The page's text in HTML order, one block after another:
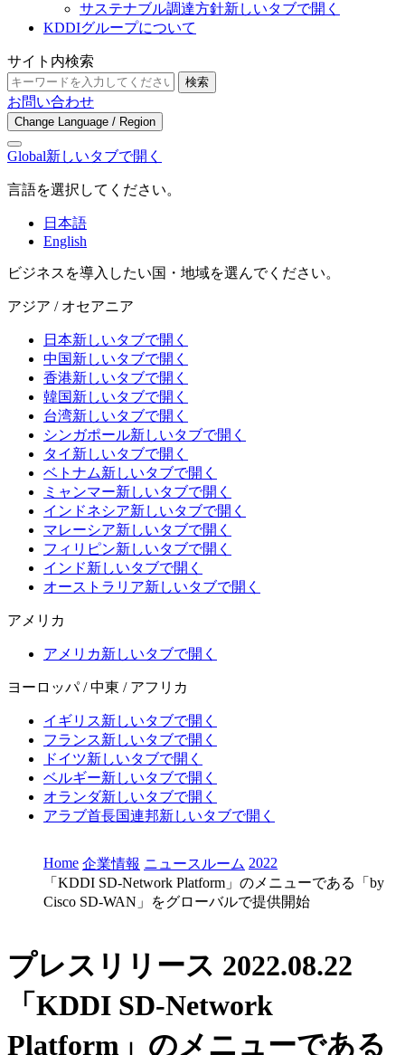
サステナブル調達方針新しいタブで開く
KDDIグループについて
サイト内検索
検索
お問い合わせ
Change Language / Region
Global新しいタブで開く
言語を選択してください。
日本語
English
ビジネスを導入したい国・地域を選んでください。
アジア / オセアニア
日本新しいタブで開く
中国新しいタブで開く
香港新しいタブで開く
韓国新しいタブで開く
台湾新しいタブで開く
シンガポール新しいタブで開く
タイ 新しいタブで開く
ベトナム新しいタブで開く
ミャンマー新しいタブで開く
インドネシア新しいタブで開く
マレーシア新しいタブで開く
フィリピン新しいタブで開く
インド新しいタブで開く
オーストラリア新しいタブで開く
アメリカ
アメリカ新しいタブで開く
ヨーロッパ / 中東 / アフリカ
イギリス新しいタブで開く
フランス新しいタブで開く
ドイツ新しいタブで開く
ベルギー新しいタブで開く
オランダ新しいタブで開く
アラブ首長国連邦新しいタブで開く
Home 企業情報 ニュースルーム 2022
「KDDI SD-Network Platform」のメニューである「by
Cisco SD-WAN」をグローバルで提供開始
プレスリリース 2022.08.22
「KDDI SD-Network
Platform」のメニューである